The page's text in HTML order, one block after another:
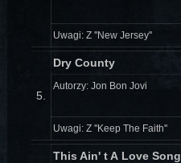
Uwagi: Z ''New Jersey''
5.
Dry County
Autorzy: Jon Bon Jovi
Uwagi: Z ''Keep The Faith''
This Ain' t A Love Song